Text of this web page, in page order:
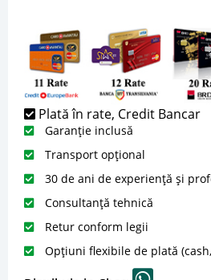
Plată în rate, Credit Bancar
Garanție inclusă
Transport opțional
30 de ani de experiență și
Consultanță tehnică
Retur conform legii
Opțiuni flexibile de plată